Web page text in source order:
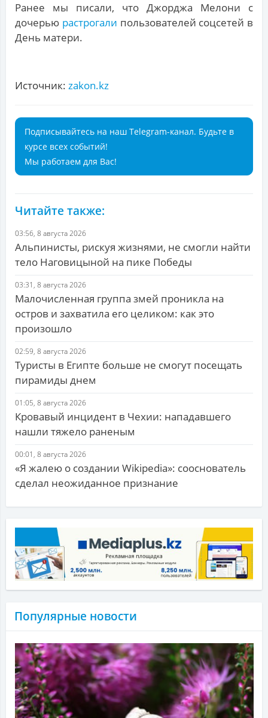
Ранее мы писали, что Джорджа Мелони с
дочерью растрогали пользователей соцсетей в
День матери.
Источник: zakon.kz
Подписывайтесь на наш Telegram-канал. Будьте в
курсе всех событий!
Мы работаем для Вас!
Читайте также:
03:56, 8 августа 2026
Альпинисты, рискуя жизнями, не смогли найти
тело Наговицыной на пике Победы
03:31, 8 августа 2026
Малочисленная группа змей проникла на
остров и захватила его целиком: как это
произошло
02:59, 8 августа 2026
Туристы в Египте больше не смогут посещать
пирамиды днем
01:05, 8 августа 2026
Кровавый инцидент в Чехии: нападавшего
нашли тяжело раненым
00:01, 8 августа 2026
«Я жалею о создании Wikipedia»: сооснователь
сделал неожиданное признание
Популярные новости